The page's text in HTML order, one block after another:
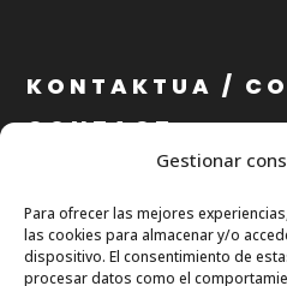
Gestionar
Para ofrecer las mejores
las cookies para almacenar y/o
dispositivo. El consentimiento de
procesar datos como el
KONTAKTUA /
CONTACT
+34 656 79 07